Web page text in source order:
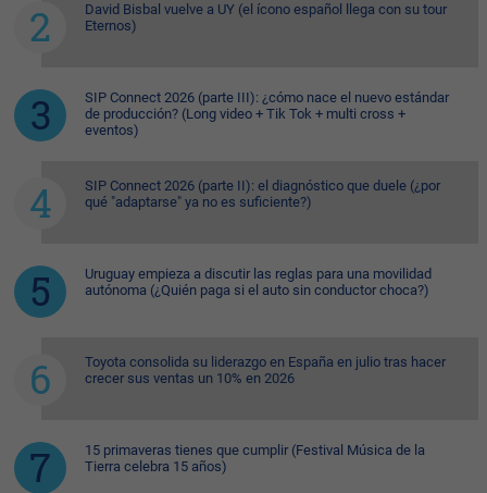
David Bisbal vuelve a UY (el ícono español llega con su tour
Eternos)
SIP Connect 2026 (parte III): ¿cómo nace el nuevo estándar
de producción? (Long video + Tik Tok + multi cross +
eventos)
SIP Connect 2026 (parte II): el diagnóstico que duele (¿por
qué "adaptarse" ya no es suficiente?)
Uruguay empieza a discutir las reglas para una movilidad
autónoma (¿Quién paga si el auto sin conductor choca?)
Toyota consolida su liderazgo en España en julio tras hacer
crecer sus ventas un 10% en 2026
15 primaveras tienes que cumplir (Festival Música de la
Tierra celebra 15 años)